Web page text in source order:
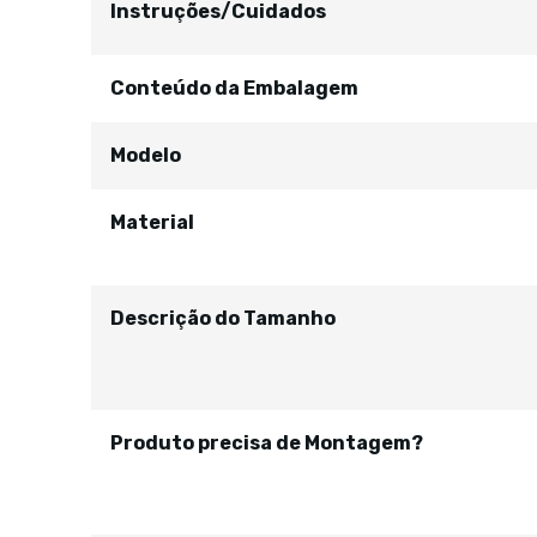
Instruções/Cuidados
Conteúdo da Embalagem
Modelo
Material
Descrição do Tamanho
Produto precisa de Montagem?